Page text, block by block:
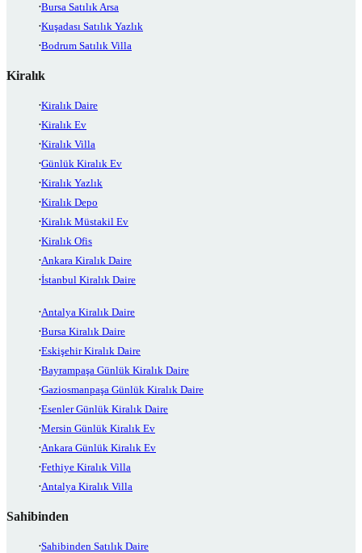
Bursa Satılık Arsa
Kuşadası Satılık Yazlık
Bodrum Satılık Villa
Kiralık
Kiralık Daire
Kiralık Ev
Kiralık Villa
Günlük Kiralık Ev
Kiralık Yazlık
Kiralık Depo
Kiralık Müstakil Ev
Kiralık Ofis
Ankara Kiralık Daire
İstanbul Kiralık Daire
Antalya Kiralık Daire
Bursa Kiralık Daire
Eskişehir Kiralık Daire
Bayrampaşa Günlük Kiralık Daire
Gaziosmanpaşa Günlük Kiralık Daire
Esenler Günlük Kiralık Daire
Mersin Günlük Kiralık Ev
Ankara Günlük Kiralık Ev
Fethiye Kiralık Villa
Antalya Kiralık Villa
Sahibinden
Sahibinden Satılık Daire